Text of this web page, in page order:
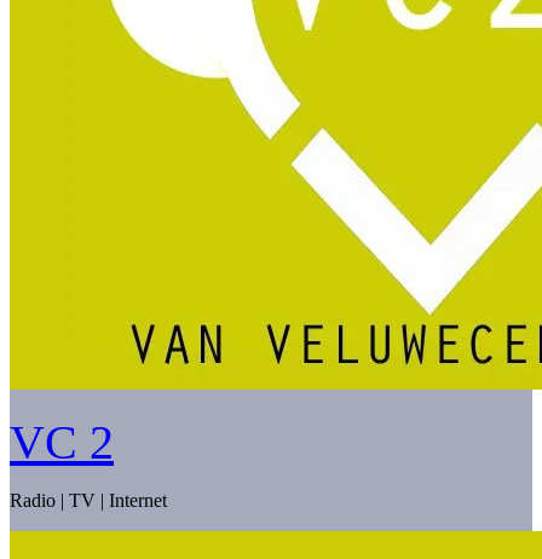
VC 2
Radio | TV | Internet